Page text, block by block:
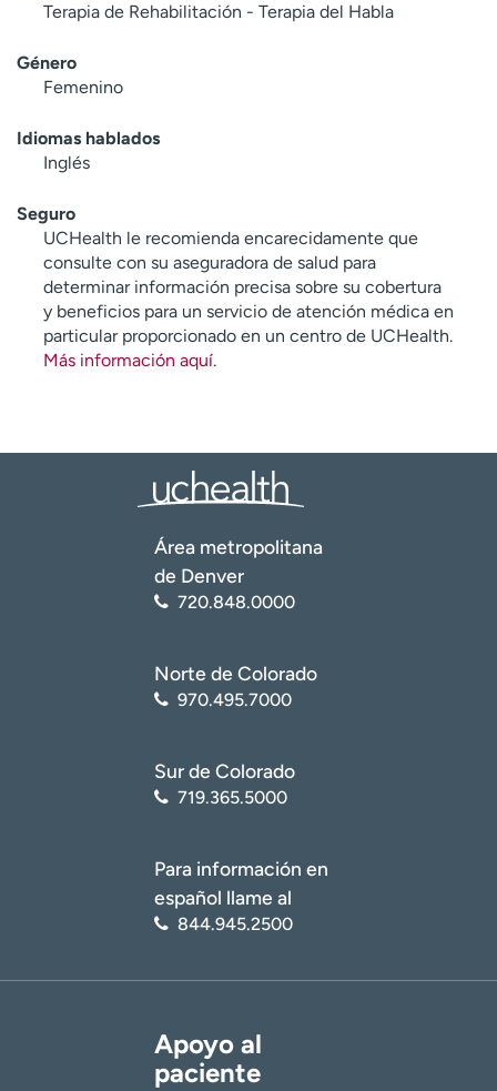
Terapia de Rehabilitación - Terapia del Habla
Género
Femenino
Idiomas hablados
Inglés
Seguro
UCHealth le recomienda encarecidamente que
consulte con su aseguradora de salud para
determinar información precisa sobre su cobertura
y beneficios para un servicio de atención médica en
particular proporcionado en un centro de UCHealth.
Más información aquí.
Área metropolitana
de Denver
720.848.0000
Norte de Colorado
970.495.7000
Sur de Colorado
719.365.5000
Para información en
español llame al
844.945.2500
Apoyo al
paciente